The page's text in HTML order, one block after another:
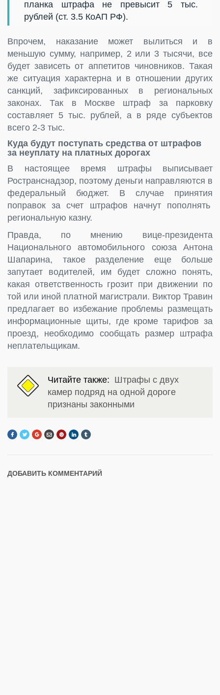
планка штрафа не превысит 5 тыс.
рублей (ст. 3.5 КоАП РФ).
Впрочем, наказание может вылиться и в
меньшую сумму, например, 2 или 3 тысячи, все
будет зависеть от аппетитов чиновников. Такая
же ситуация характерна и в отношении других
санкций, зафиксированных в региональных
законах. Так в Москве штраф за парковку
составляет 5 тыс. рублей, а в ряде субъектов
всего 2-3 тыс.
Куда будут поступать средства от штрафов
за неуплату на платных дорогах
В настоящее время штрафы выписывает
Ространснадзор, поэтому деньги направляются в
федеральный бюджет. В случае принятия
поправок за счет штрафов начнут пополнять
региональную казну.
Правда, по мнению вице-президента
Национального автомобильного союза Антона
Шапарина, такое разделение еще больше
запутает водителей, им будет сложно понять,
какая ответственность грозит при движении по
той или иной платной магистрали. Виктор Травин
предлагает во избежание проблемы размещать
информационные щиты, где кроме тарифов за
проезд, необходимо сообщать размер штрафа
неплательщикам.
Читайте также: Штрафы с двух
камер подряд на одной дороге
признаны законными
ДОБАВИТЬ КОММЕНТАРИЙ